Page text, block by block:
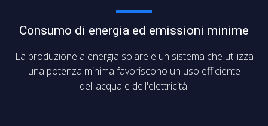
Consumo di energia ed emissioni minime
La produzione a energia solare e un sistema che utilizza
una potenza minima favoriscono un uso efficiente
dell'acqua e dell'elettricità.